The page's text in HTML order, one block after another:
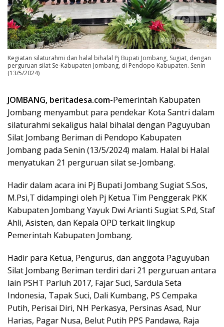
Kegiatan silaturahmi dan halal bihalal Pj Bupati Jombang, Sugiat, dengan
perguruan silat Se-Kabupaten Jombang, di Pendopo Kabupaten. Senin
(13/5/2024)
JOMBANG, beritadesa.com-Pemerintah Kabupaten
Jombang menyambut para pendekar Kota Santri dalam
silaturahmi sekaligus halal bihalal dengan Paguyuban
Silat Jombang Beriman di Pendopo Kabupaten
Jombang pada Senin (13/5/2024) malam. Halal bi Halal
menyatukan 21 perguruan silat se-Jombang.
Hadir dalam acara ini Pj Bupati Jombang Sugiat S.Sos,
M.Psi,T didampingi oleh Pj Ketua Tim Penggerak PKK
Kabupaten Jombang Yayuk Dwi Arianti Sugiat S.Pd, Staf
Ahli, Asisten, dan Kepala OPD terkait lingkup
Pemerintah Kabupaten Jombang.
Hadir para Ketua, Pengurus, dan anggota Paguyuban
Silat Jombang Beriman terdiri dari 21 perguruan antara
lain PSHT Parluh 2017, Fajar Suci, Sardula Seta
Indonesia, Tapak Suci, Dali Kumbang, PS Cempaka
Putih, Perisai Diri, NH Perkasya, Persinas Asad, Nur
Harias, Pagar Nusa, Belut Putih PPS Pandawa, Raja